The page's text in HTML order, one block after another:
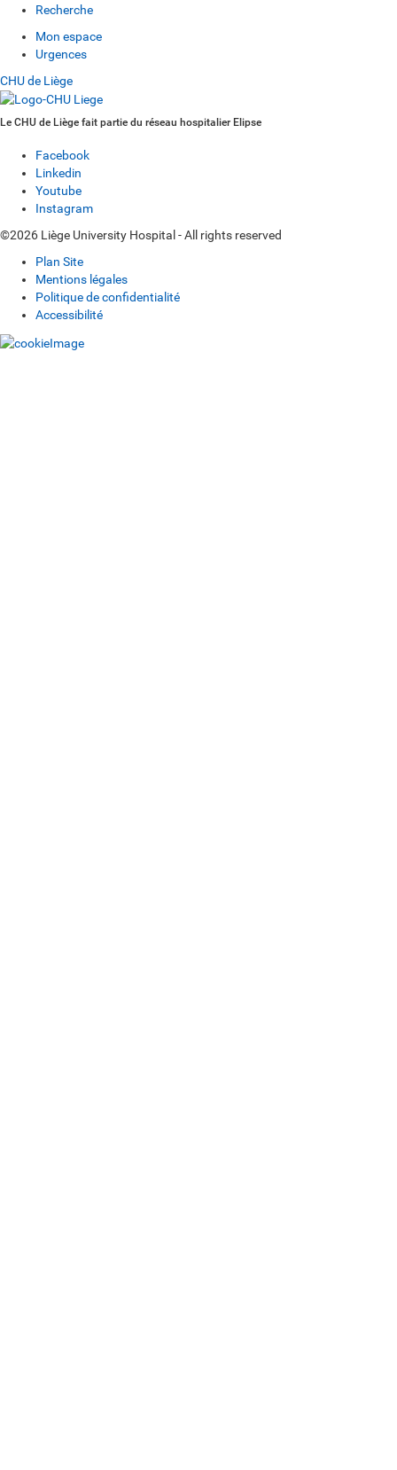
Recherche
Mon espace
Urgences
CHU de Liège
Le CHU de Liège fait partie du réseau hospitalier Elipse
Facebook
Linkedin
Youtube
Instagram
©2026 Liège University Hospital - All rights reserved
Plan Site
Mentions légales
Politique de confidentialité
Accessibilité